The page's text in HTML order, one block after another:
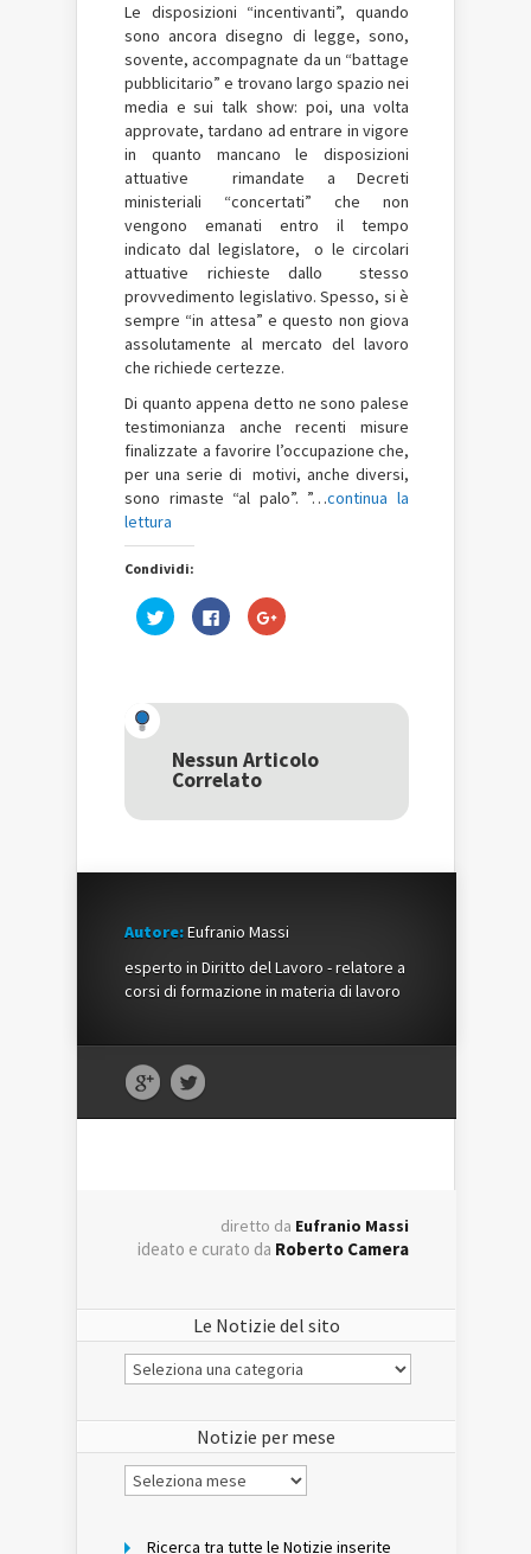
Le disposizioni “incentivanti”, quando
sono ancora disegno di legge, sono,
sovente, accompagnate da un “battage
pubblicitario” e trovano largo spazio nei
media e sui talk show: poi, una volta
approvate, tardano ad entrare in vigore
in quanto mancano le disposizioni
attuative rimandate a Decreti
ministeriali “concertati” che non
vengono emanati entro il tempo
indicato dal legislatore, o le circolari
attuative richieste dallo stesso
provvedimento legislativo. Spesso, si è
sempre “in attesa” e questo non giova
assolutamente al mercato del lavoro
che richiede certezze.
Di quanto appena detto ne sono palese
testimonianza anche recenti misure
finalizzate a favorire l’occupazione che,
per una serie di motivi, anche diversi,
sono rimaste “al palo”. ”…continua la
lettura
Condividi:
Fai
clic
Twitter
una
nuova
finestra)
Fai
clic
(Si
nuova
finestra)
Fai
clic
Google+
una
nuova
Nessun Articolo
Correlato
Autore:Eufranio Massi
esperto in Diritto del Lavoro - relatore a
corsi di formazione in materia di lavoro
diretto da Eufranio Massi
ideato e curato da Roberto Camera
Le Notizie del sito
Le
Notizie
Notizie per mese
Notizie
per
Ricerca tra tutte le Notizie inserite